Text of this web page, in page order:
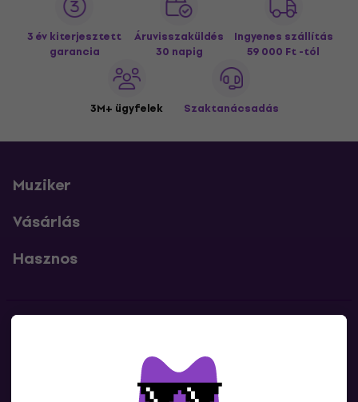
3 év kiterjesztett
garancia
Áruvisszaküldés
30 napig
Ingyenes szállítás
59 000 Ft -tól
3M+ ügyfelek Szaktanácsadás
Muziker
Vásárlás
Hasznos
Lépj kapcsolatba velünk